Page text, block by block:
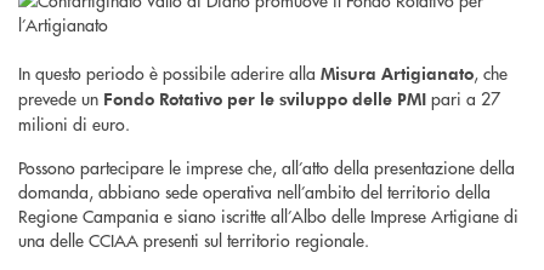
In questo periodo è possibile aderire alla Misura Artigianato, che
prevede un Fondo Rotativo per le sviluppo delle PMI pari a 27
milioni di euro.
Possono partecipare le imprese che, all’atto della presentazione della
domanda, abbiano sede operativa nell’ambito del territorio della
Regione Campania e siano iscritte all’Albo delle Imprese Artigiane di
una delle CCIAA presenti sul territorio regionale.